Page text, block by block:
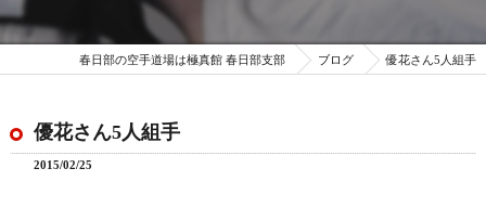
春日部の空手道場は極真館 春日部支部 ブログ 優花さん5人組手
優花さん5人組手
2015/02/25